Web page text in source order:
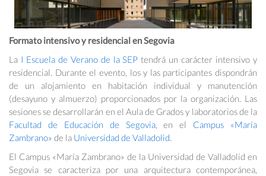
Formato intensivo y residencial en Segovia
La I Escuela de Verano de la SEP tendrá un carácter intensivo y
residencial. Durante el evento, los y las participantes dispondrán
de un alojamiento en habitación individual y manutención
(desayuno y almuerzo) proporcionados por la organización. Las
sesiones se desarrollarán en el Aula de Grados y laboratorios de la
Facultad de Educación de Segovia, en el Campus «María
Zambrano» de la Universidad de Valladolid.
El Campus «María Zambrano» de la Universidad de Valladolid en
Segovia se caracteriza por una arquitectura contemporánea,